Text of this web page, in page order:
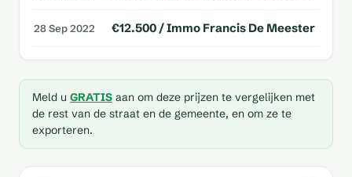
28 Sep 2022 €12.500 / Immo Francis De Meester
Meld u GRATIS aan om deze prijzen te vergelijken met
de rest van de straat en de gemeente, en om ze te
exporteren.